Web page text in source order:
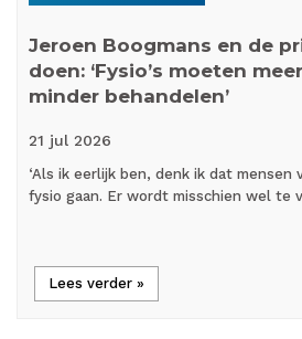
Jeroen Boogmans en de
doen: ‘Fysio’s moeten
minder behandelen’
21 jul 2026
‘Als ik eerlijk ben, denk ik dat mensen
fysio gaan. Er wordt misschien wel te
Lees verder »